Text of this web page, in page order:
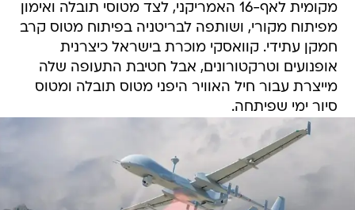
מקומית לאף-16 האמריקני, לצד מטוסי תובלה ואימון
מפיתוח מקורי, ושותפה לבריטניה בפיתוח מטוס קרב
חמקן עתידי. קוואסקי מוכרת בישראל כיצרנית
אופנועים וטרקטורונים, אבל חטיבת התעופה שלה
מייצרת עבור חיל האוויר היפני מטוס תובלה ומטוס
סיור ימי שפיתחה.